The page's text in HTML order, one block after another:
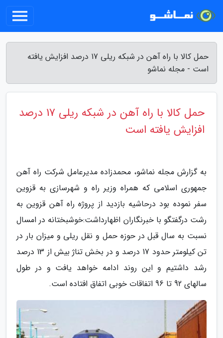
حمل کالا با راه آهن در شبکه ریلی 17 درصد افزایش یافته
است - مجله نماشو
حمل کالا با راه آهن در شبکه ریلی 17 درصد
افزایش یافته است
به گزارش مجله نماشو، محمدزاده مدیرعامل شرکت راه آهن
جمهوری اسلامی که همراه وزیر راه و شهرسازی به قزوین
سفر نموده بود درحاشیه بازدید از پروژه راه آهن قزوین به
رشت درگفتگو با خبرنگاران اظهارداشت:خوشبختانه در امسال
نسبت به سال قبل در حوزه حمل و نقل ریلی و میزان بار در
تن کیلومتر حدود 17 درصد و در بخش تناژ بیش از 13 درصد
رشد داشتیم و این روند ادامه خواهد یافت و در طول
سالهای 92 تا 96 اتفاقات خوبی اتفاق افتاده است.